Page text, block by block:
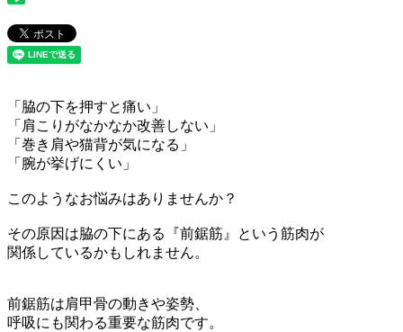
「脇の下を押すと痛い」
「肩こりがなかなか改善しない」
「巻き肩や猫背が気になる」
「腕が挙げにくい」
このようなお悩みはありませんか？
その原因は脇の下にある『前鋸筋』という筋肉が
関係しているかもしれません。
前鋸筋は肩甲骨の動きや姿勢、
呼吸にも関わる重要な筋肉です。